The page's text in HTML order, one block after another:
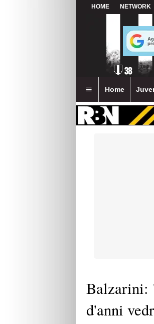
HOME NETWORK
Home
Balzarini:
d'anni